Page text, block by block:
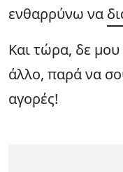
ενθαρρύνω να
Και τώρα, δε μου
άλλο, παρά να
αγορές!